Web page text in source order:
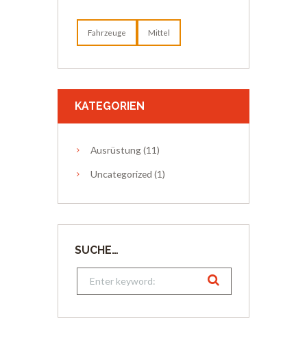
Fahrzeuge Mittel
KATEGORIEN
Ausrüstung(11)
Uncategorized (1)
SUCHE…